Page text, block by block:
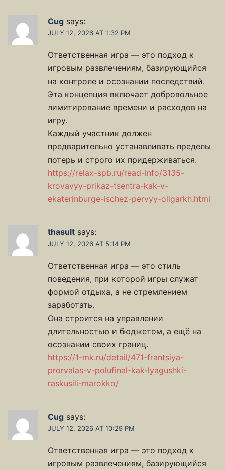
Cug says:
JULY 12, 2026 AT 1:32 PM
Ответственная игра — это подход к
игровым развлечениям, базирующийся
на контроле и осознании последствий.
Эта концепция включает добровольное
лимитирование времени и расходов на
игру.
Каждый участник должен
предварительно устанавливать пределы
потерь и строго их придерживаться.
https://relax-spb.ru/read-info/3135-
krovavyy-prikaz-tsentra-kak-v-
ekaterinburge-ischez-pervyy-oligarkh.html
thasult says:
JULY 12, 2026 AT 5:14 PM
Ответственная игра — это стиль
поведения, при которой игры служат
формой отдыха, а не стремлением
заработать.
Она строится на управлении
длительностью и бюджетом, а ещё на
осознании своих границ.
https://1-mk.ru/detail/471-frantsiya-
prorvalas-v-polufinal-kak-lyagushki-
raskusili-marokko/
Cug says:
JULY 12, 2026 AT 10:29 PM
Ответственная игра — это подход к
игровым развлечениям, базирующийся